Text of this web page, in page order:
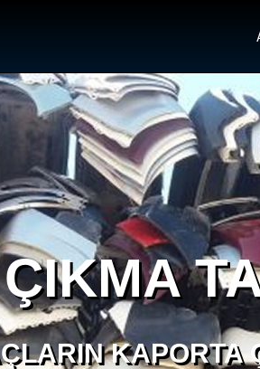
ÇIKMA
KAPORTA